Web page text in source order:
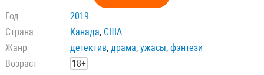
Год
2019
Страна
Канада, США
Жанр
детектив, драма, ужасы, фэнтези
Возраст
18+